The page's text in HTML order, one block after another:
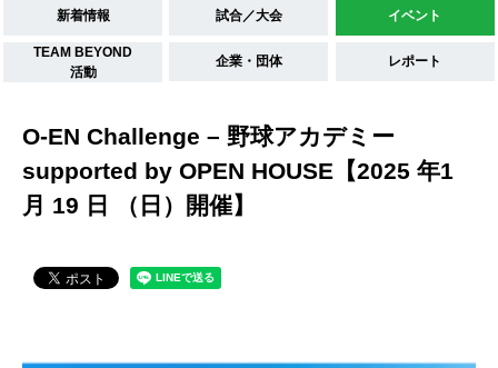
新着情報 試合／大会 イベント
TEAM BEYOND
活動
企業・団体 レポート
O-EN Challenge – 野球アカデミー
supported by OPEN HOUSE【2025 年1
月 19 日 （日）開催】